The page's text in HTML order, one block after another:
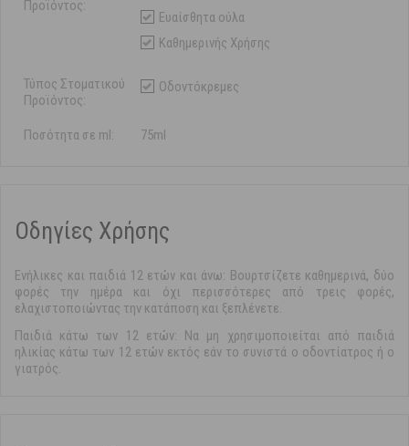
Προϊόντος:
Ευαίσθητα ούλα
Καθημερινής Χρήσης
Τύπος Στοματικού
Προϊόντος:
Οδοντόκρεμες
Ποσότητα σε ml: 75ml
Οδηγίες Χρήσης
Ενήλικες και παιδιά 12 ετών και άνω: Βουρτσίζετε καθημερινά, δύο
φορές την ημέρα και όχι περισσότερες από τρεις φορές,
ελαχιστοποιώντας την κατάποση και ξεπλένετε.
Παιδιά κάτω των 12 ετών: Να μη χρησιμοποιείται από παιδιά
ηλικίας κάτω των 12 ετών εκτός εάν το συνιστά ο οδοντίατρος ή ο
γιατρός.